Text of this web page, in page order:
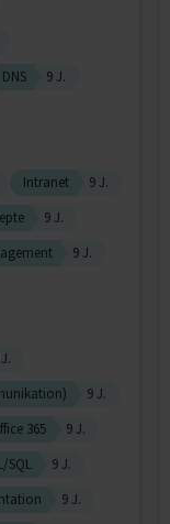
DNS
9 J.
Intranet
9 J.
9 J.
9 J.
9 J.
365
9 J.
SQL
9 J.
9 J.